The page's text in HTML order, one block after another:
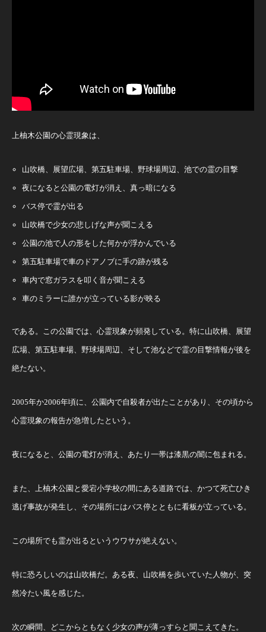
上柚木公園の心霊現象は、
山吹橋、展望広場、第五駐車場、野球場周辺、池での霊の目撃
夜になると公園の電灯が消え、真っ暗になる
バス停で霊が出る
山吹橋で少女の悲しげな声が聞こえる
公園の池で人の形をした何かが浮かんでいる
第五駐車場で車のドアノブに手の跡が残る
車内で窓ガラスを叩く音が聞こえる
車のミラーに誰かが立っている影が映る
である。この公園では、心霊現象が頻発している。特に山吹橋、展望
広場、第五駐車場、野球場周辺、そして池などで霊の目撃情報が後を
絶たない。
2005年か2006年頃に、公園内で自殺者が出たことがあり、その頃から
心霊現象の報告が急増したという。
夜になると、公園の電灯が消え、あたり一帯は漆黒の闇に包まれる。
また、上柚木公園と愛宕小学校の間にある道路では、かつて死亡ひき
逃げ事故が発生し、その場所にはバス停とともに看板が立っている。
この場所でも霊が出るというウワサが絶えない。
特に恐ろしいのは山吹橋だ。ある夜、山吹橋を歩いていた人物が、突
然冷たい風を感じた。
次の瞬間、どこからともなく少女の声が薄っすらと聞こえてきた。